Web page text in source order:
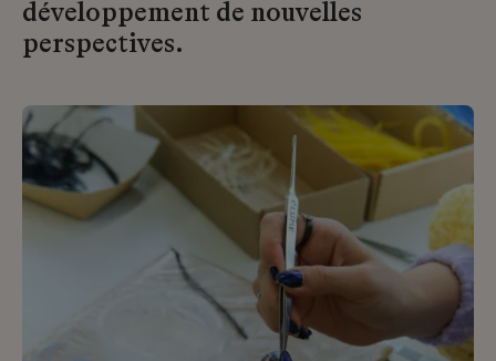
développement de nouvelles
perspectives.